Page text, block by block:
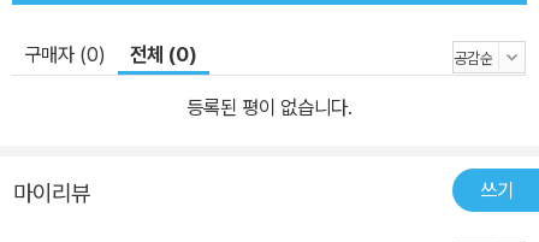
구매자 (0) 전체 (0)
등록된 평이 없습니다.
마이리뷰 쓰기